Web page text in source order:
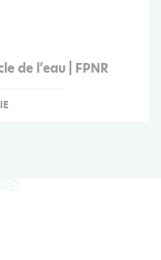
de l’eau | FPNR